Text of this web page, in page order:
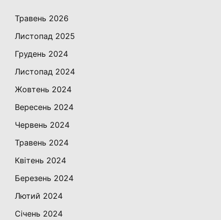
Травень 2026
Листопад 2025
Грудень 2024
Листопад 2024
Жовтень 2024
Вересень 2024
Червень 2024
Травень 2024
Квітень 2024
Березень 2024
Лютий 2024
Січень 2024